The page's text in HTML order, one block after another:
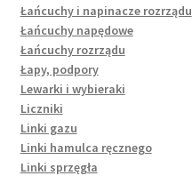
Łańcuchy i napinacze rozrządu
Łańcuchy napędowe
Łańcuchy rozrządu
Łapy, podpory
Lewarki i wybieraki
Liczniki
Linki gazu
Linki hamulca ręcznego
Linki sprzęgła